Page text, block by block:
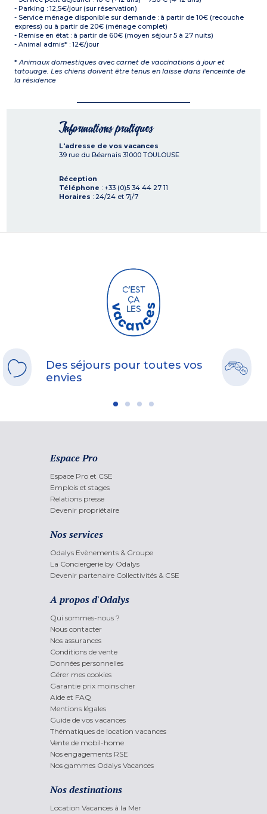
- Parking : 12,5€/jour (sur réservation)
- Service ménage disponible sur demande : à partir de 10€ (recouche
express) ou à partir de 20€ (ménage complet)
- Remise en état : à partir de 60€ (moyen séjour 5 à 27 nuits)
- Animal admis* : 12€/jour
*Animaux domestiques avec carnet de vaccinations à jour et
tatouage. Les chiens doivent être tenus en laisse dans l'enceinte de
la résidence
Informations pratiques
L'adresse de vos vacances
39 rue du Béarnais 31000 TOULOUSE
Réception
Téléphone : +33 (0)5 34 44 27 11
Horaires : 24/24 et 7j/7
Des séjours pour toutes vos
envies
Espace Pro
Espace Pro et CSE
Emplois et stages
Relations presse
Devenir propriétaire
Nos services
Odalys Evènements & Groupe
La Conciergerie by Odalys
Devenir partenaire Collectivités & CSE
A propos d'Odalys
Qui sommes-nous ?
Nous contacter
Nos assurances
Conditions de vente
Données personnelles
Gérer mes cookies
Garantie prix moins cher
Aide et FAQ
Mentions légales
Guide de vos vacances
Thématiques de location vacances
Vente de mobil-home
Nos engagements RSE
Nos gammes Odalys Vacances
Nos destinations
Location Vacances à la Mer